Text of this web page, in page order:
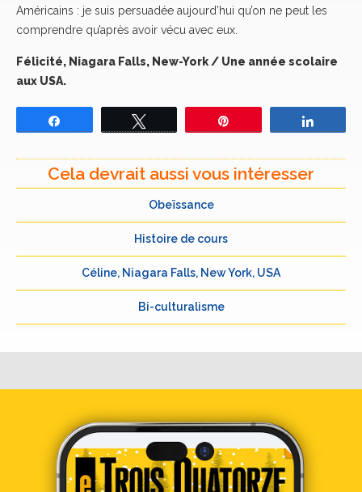
Américains : je suis persuadée aujourd’hui qu’on ne peut les
comprendre qu’après avoir vécu avec eux.
Félicité, Niagara Falls, New-York / Une année scolaire
aux USA.
Cela devrait aussi vous intéresser
Obeïssance
Histoire de cours
Céline, Niagara Falls, New York, USA
Bi-culturalisme